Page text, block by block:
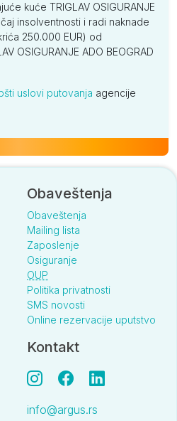
kuće TRIGLAV OSIGURANJE
insolventnosti i radi naknade
250.000 EUR) od
OSIGURANJE ADO BEOGRAD
uslovi putovanja agencije
Obaveštenja
Obaveštenja
Mailing lista
Zaposlenje
Osiguranje
OUP
Politika privatnosti
SMS novosti
Online rezervacije uputstvo
Kontakt
info@argus.rs